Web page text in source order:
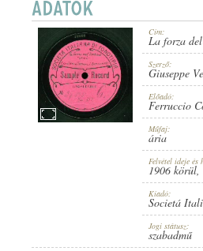
ELŐADÓ: FERRUCCIO CORRADETTI,
FRANCESCO
Cím:
La forza
Szerző:
Giuseppe
Előadó:
Ferruccio
Műfaj:
ária
Felvétel ideje és
1906 körül,
Kiadó:
Societá
Jogi státusz:
szabadmű